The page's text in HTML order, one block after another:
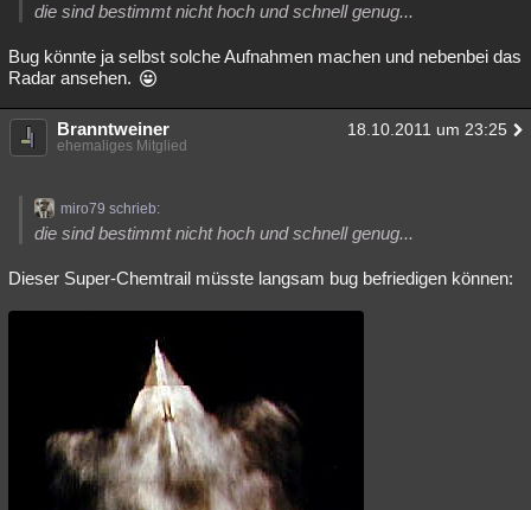
die sind bestimmt nicht hoch und schnell genug...
Bug könnte ja selbst solche Aufnahmen machen und nebenbei das
Radar ansehen.
Branntweiner 18.10.2011 um 23:25
ehemaliges Mitglied
miro79 schrieb:
die sind bestimmt nicht hoch und schnell genug...
Dieser Super-Chemtrail müsste langsam bug befriedigen können: